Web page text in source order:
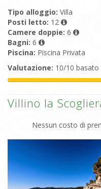
Tipo alloggio: Villa
Posti letto: 12
Camere doppie: 6
Bagni: 6
Piscina: Piscina Privata
Valutazione: 10/10 basato
Villino la
Nessun costo di